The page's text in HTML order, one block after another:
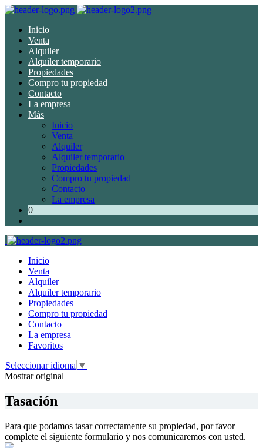
Inicio
Venta
Alquiler
Alquiler temporario
Propiedades
Compro tu propiedad
Contacto
La empresa
Más
Inicio
Venta
Alquiler
Alquiler temporario
Propiedades
Compro tu propiedad
Contacto
La empresa
0
Inicio
Venta
Alquiler
Alquiler temporario
Propiedades
Compro tu propiedad
Contacto
La empresa
Favoritos
Seleccionar idioma ▼
Mostrar original
Tasación
Para que podamos tasar correctamente su propiedad, por favor
complete el siguiente formulario y nos comunicaremos con usted.